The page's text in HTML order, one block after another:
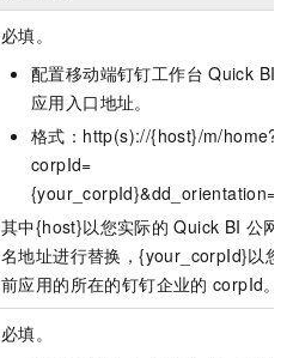
必填。
配置移动端钉钉工作台 Quick BI
应用入口地址。
格式：http(s)://{host}/m/home?
corpId=
其中{host}以您实际的 Quick BI 公网
名地址进行替换，{your_corpId}以您
前应用的所在的钉钉企业的 corpId。
必填。